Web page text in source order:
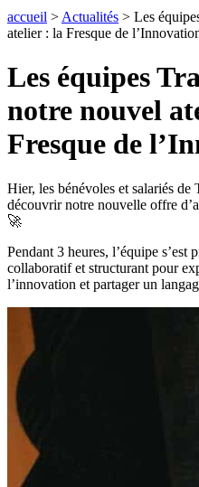
accueil > Actualités > Les
atelier : la Fresque de
Les équipes
notre nouvel
Fresque de
Hier, les bénévoles et salariés de
découvrir notre nouvelle offre
🚀
Pendant 3 heures, l’équipe s’est
collaboratif et structurant pour
l’innovation et partager un